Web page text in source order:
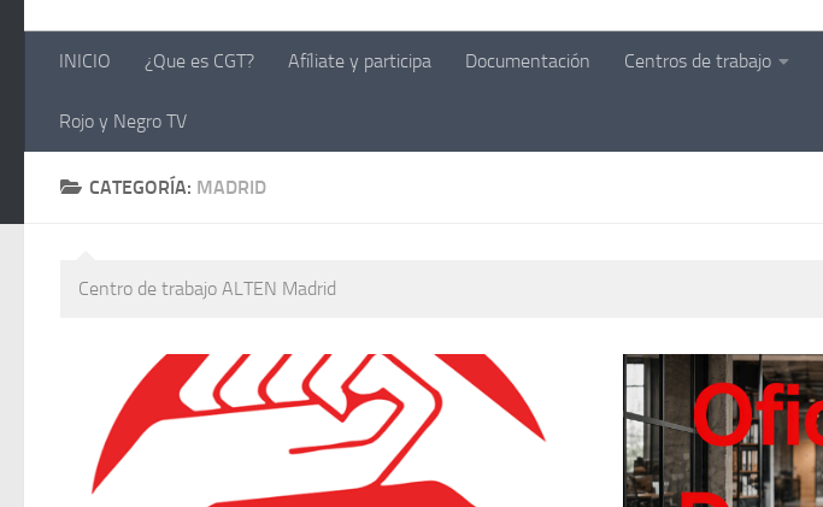
INICIO ¿Que es CGT? Afíliate y participa Documentación Centros de trabajo
Rojo y Negro TV
CATEGORÍA: MADRID
Centro de trabajo ALTEN Madrid